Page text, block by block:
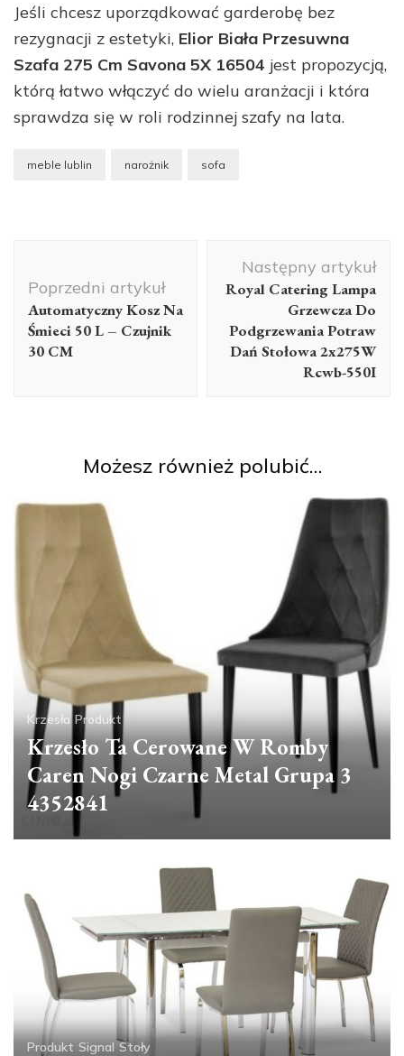
Jeśli chcesz uporządkować garderobę bez
rezygnacji z estetyki, Elior Biała Przesuwna
Szafa 275 Cm Savona 5X 16504 jest propozycją,
którą łatwo włączyć do wielu aranżacji i która
sprawdza się w roli rodzinnej szafy na lata.
meble lublin narożnik sofa
wpisu
Poprzedni artykuł
Automatyczny Kosz Na
Śmieci 50 L – Czujnik
30 CM
Następny artykuł
Royal Catering Lampa
Grzewcza Do
Podgrzewania Potraw
Dań Stołowa 2x275W
Rcwb-550I
Możesz również polubić…
Krzesła Produkt
Krzesło Ta Cerowane W Romby
Caren Nogi Czarne Metal Grupa 3
4352841
Produkt Signal Stoły